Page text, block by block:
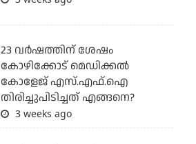
23 വർഷത്തിന് ശേഷം
കോഴിക്കോട് മെഡിക്കൽ
കോളേജ് എസ്.എഫ്.ഐ
തിരിച്ചുപിടിച്ചത് എങ്ങനെ?
3 weeks ago